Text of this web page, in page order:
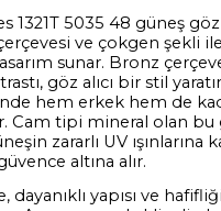
1321T 5035 48 güneş
ve çokgen şekli
sunar. Bronz
göz alıcı bir stil
hem erkek hem de
Cam tipi mineral olan bu
zararlı UV ışınlarına
altına alır.
dayanıklı yapısı ve